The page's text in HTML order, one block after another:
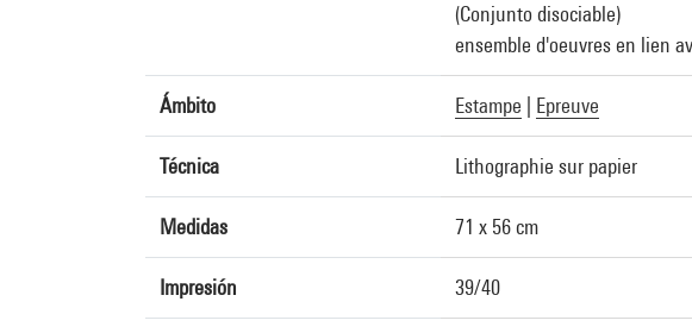
(Conjunto disociable)
ensemble d'oeuvres en lien
Ámbito Estampe Epreuve
Técnica Lithographie sur papier
Medidas 71 x 56 cm
Impresión 39/40